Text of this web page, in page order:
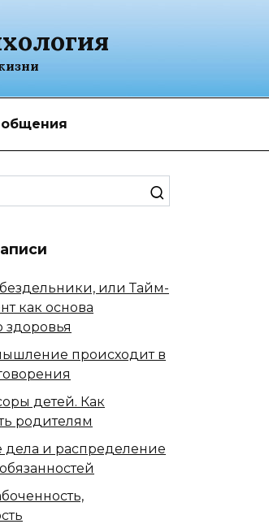
общения
или Тайм-
как основа
здоровья
происходит в
детей. Как
родителям
и распределение